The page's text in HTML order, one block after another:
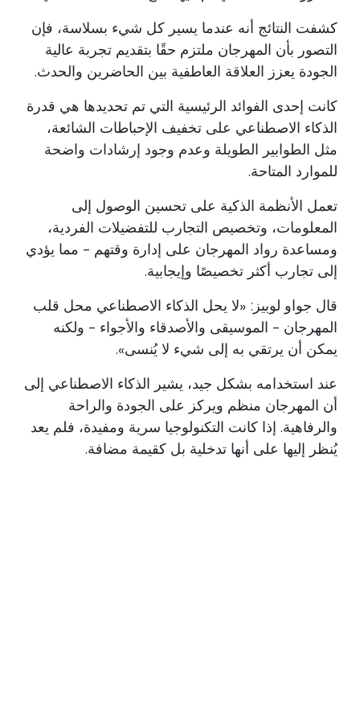
كشفت النتائج أنه عندما يسير كل شيء بسلاسة، فإن
التصور بأن المهرجان ملتزم حقًا بتقديم تجربة عالية
الجودة يعزز العلاقة العاطفية بين الحاضرين والحدث.
كانت إحدى الفوائد الرئيسية التي تم تحديدها هي قدرة
الذكاء الاصطناعي على تخفيف الإحباطات الشائعة،
مثل الطوابير الطويلة وعدم وجود إرشادات واضحة
للموارد المتاحة.
تعمل الأنظمة الذكية على تحسين الوصول إلى
المعلومات، وتخصيص التجارب للتفضيلات الفردية،
ومساعدة رواد المهرجان على إدارة وقتهم - مما يؤدي
إلى تجارب أكثر تخصيصًا وإيجابية.
قال جواو لوبيز: «لا يحل الذكاء الاصطناعي محل قلب
المهرجان - الموسيقى والأصدقاء والأجواء - ولكنه
يمكن أن يرتقي به إلى شيء لا يُنسى».
عند استخدامه بشكل جيد، يشير الذكاء الاصطناعي إلى
أن المهرجان منظم ويركز على الجودة والراحة
والرفاهية. إذا كانت التكنولوجيا سرية ومفيدة، فلم يعد
يُنظر إليها على أنها تدخلية بل كقيمة مضافة.